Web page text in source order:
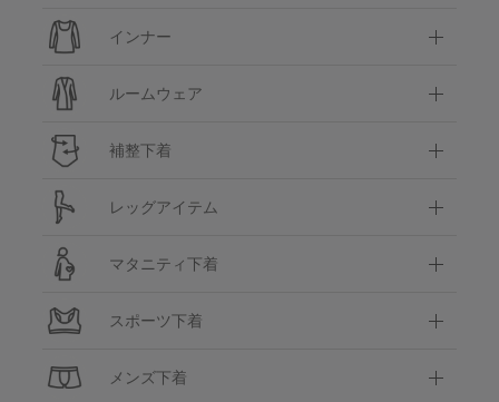
インナー
ルームウェア
補整下着
レッグアイテム
マタニティ下着
スポーツ下着
メンズ下着